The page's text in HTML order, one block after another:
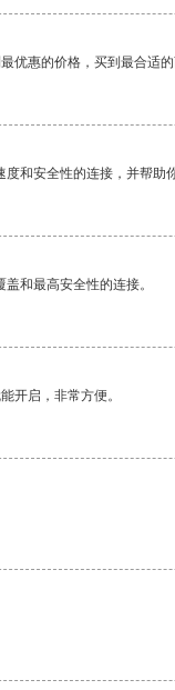
优惠的价格，买到最合适的
和安全性的连接，并帮助
和最高安全性的连接。
开启，非常方便。